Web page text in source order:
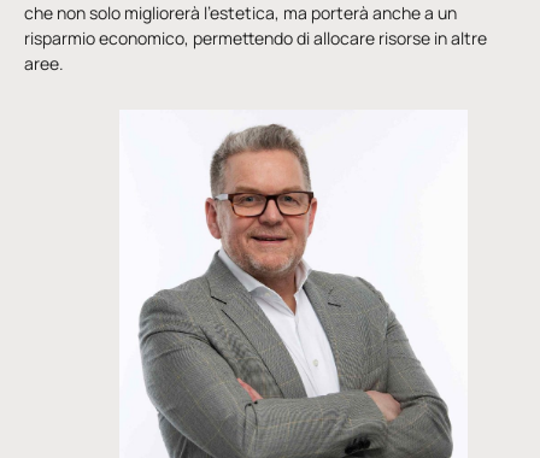
che non solo migliorerà l’estetica, ma porterà anche a un
risparmio economico, permettendo di allocare risorse in altre
aree.